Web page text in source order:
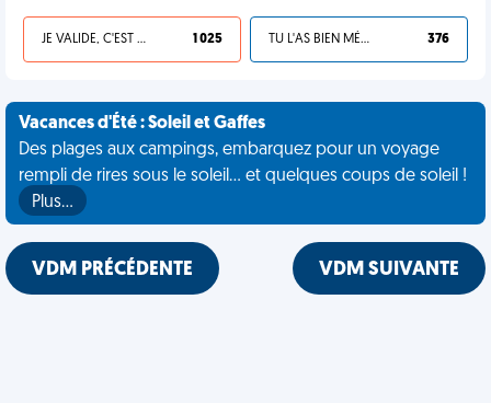
JE VALIDE, C'EST UNE VDM 1 025 TU L'AS BIEN MÉRITÉ 376
Vacances d'Été : Soleil et Gaffes
Des plages aux campings, embarquez pour un voyage
rempli de rires sous le soleil... et quelques coups de soleil !
Plus…
VDM PRÉCÉDENTE VDM SUIVANTE